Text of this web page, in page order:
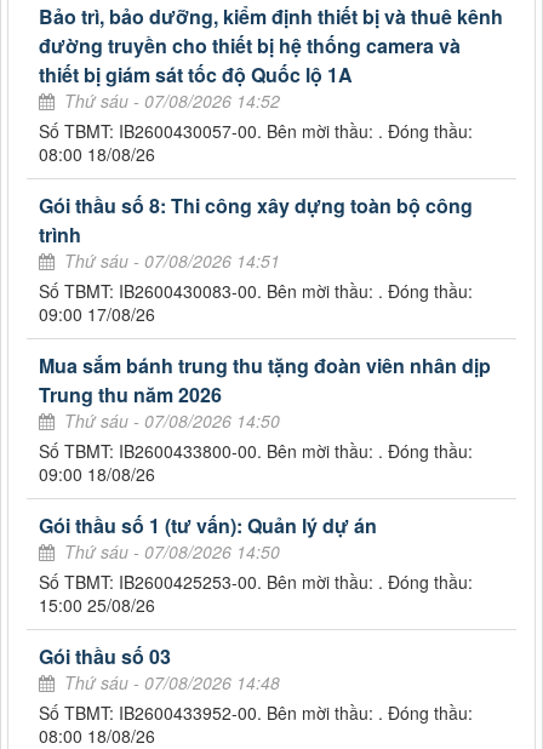
Bảo trì, bảo dưỡng, kiểm định thiết bị và thuê kênh
đường truyền cho thiết bị hệ thống camera và
thiết bị giám sát tốc độ Quốc lộ 1A
Thứ sáu - 07/08/2026 14:52
Số TBMT: IB2600430057-00. Bên mời thầu: . Đóng thầu:
08:00 18/08/26
Gói thầu số 8: Thi công xây dựng toàn bộ công
trình
Thứ sáu - 07/08/2026 14:51
Số TBMT: IB2600430083-00. Bên mời thầu: . Đóng thầu:
09:00 17/08/26
Mua sắm bánh trung thu tặng đoàn viên nhân dịp
Trung thu năm 2026
Thứ sáu - 07/08/2026 14:50
Số TBMT: IB2600433800-00. Bên mời thầu: . Đóng thầu:
09:00 18/08/26
Gói thầu số 1 (tư vấn): Quản lý dự án
Thứ sáu - 07/08/2026 14:50
Số TBMT: IB2600425253-00. Bên mời thầu: . Đóng thầu:
15:00 25/08/26
Gói thầu số 03
Thứ sáu - 07/08/2026 14:48
Số TBMT: IB2600433952-00. Bên mời thầu: . Đóng thầu:
08:00 18/08/26